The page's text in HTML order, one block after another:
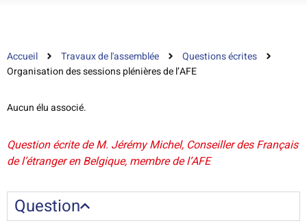
Accueil Travaux de l'assemblée
Questions écrites
Organisation des sessions plénières de l’AFE
Aucun élu associé.
Question écrite de M. Jérémy Michel, Conseiller des Français
de l’étranger en Belgique, membre de l’AFE
Question